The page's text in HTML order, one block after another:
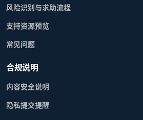
风险识别与求助流程
支持资源预览
常见问题
合规说明
内容安全说明
隐私提交提醒